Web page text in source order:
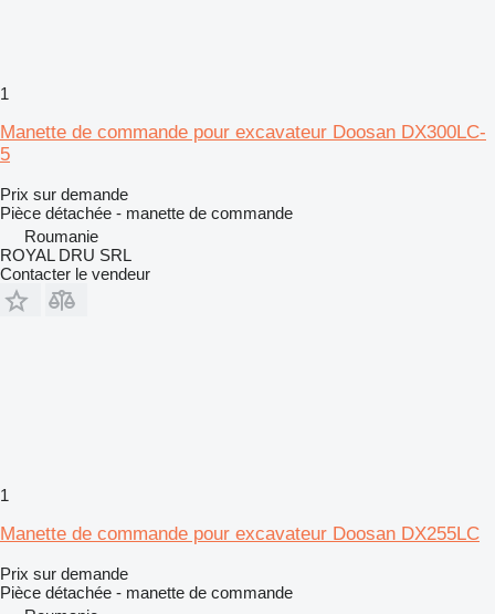
1
Manette de commande pour excavateur Doosan DX300LC-
5
Prix sur demande
Pièce détachée - manette de commande
Roumanie
ROYAL DRU SRL
Contacter le vendeur
1
Manette de commande pour excavateur Doosan DX255LC
Prix sur demande
Pièce détachée - manette de commande